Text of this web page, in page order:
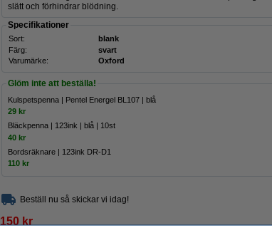
slätt och förhindrar blödning.
Specifikationer
Sort: blank
Färg:
svart
Varumärke:
Oxford
Glöm inte att beställa!
Kulspetspenna | Pentel Energel BL107 | blå
29 kr
Bläckpenna | 123ink | blå | 10st
40 kr
Bordsräknare | 123ink DR-D1
110 kr
Beställ nu så skickar vi idag!
150 kr